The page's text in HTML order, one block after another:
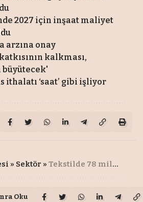
2027 için inşaat maliyet
arzına onay
kalkması,
büyütecek'
ithalatı ‘saat’ gibi işliyor
» Sektör »Tekstilde 78 milyar dolarlık dönüşüm!
Oku